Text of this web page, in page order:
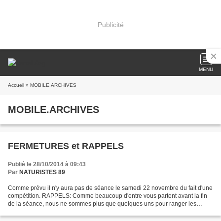
Publicité
MENU
Accueil » MOBILE.ARCHIVES
MOBILE.ARCHIVES
FERMETURES et RAPPELS
Publié le 28/10/2014 à 09:43
Par NATURISTES 89
Comme prévu il n'y aura pas de séance le samedi 22 novembre du fait d'une
compétition. RAPPELS: Comme beaucoup d'entre vous partent avant la fin
de la séance, nous ne sommes plus que quelques uns pour ranger les